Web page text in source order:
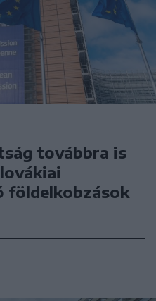
továbbra is
földelkobzások